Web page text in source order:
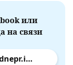
или
на связи
facebook.com/novosti.dnepr.info